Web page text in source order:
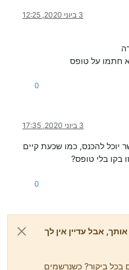
3 ביוני 2020, 12:25
חתמו על טופס
0
3 ביוני 2020, 17:35
יוכל להכנס, כמו שכעת קיים
בקו בלי טופס?
0
אבל עדיין אין לך
בכל ביקור? כשנרשמים